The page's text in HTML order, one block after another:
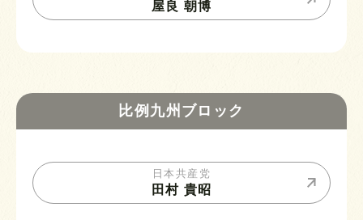
屋良 朝博
比例九州ブロック
日本共産党
田村 貴昭